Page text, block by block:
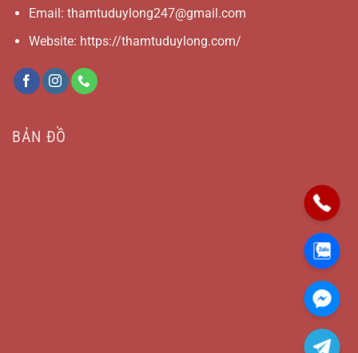
Email: thamtuduylong247@gmail.com
Website: https://thamtuduylong.com/
BẢN ĐỒ